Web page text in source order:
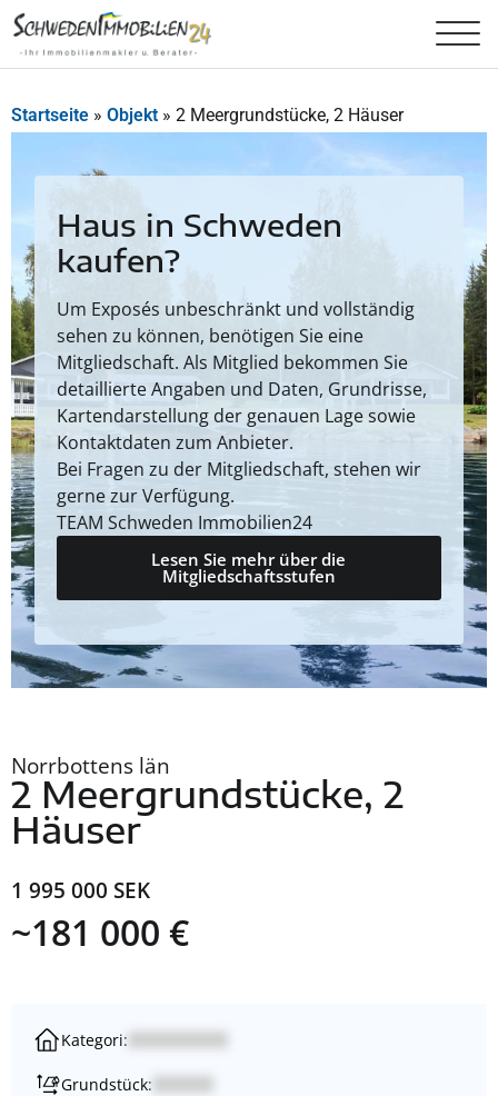
Startseite » Objekt » 2 Meergrundstücke, 2 Häuser
Haus in Schweden
kaufen?
Um Exposés unbeschränkt und vollständig
sehen zu können, benötigen Sie eine
Mitgliedschaft. Als Mitglied bekommen Sie
detaillierte Angaben und Daten, Grundrisse,
Kartendarstellung der genauen Lage sowie
Kontaktdaten zum Anbieter.
Bei Fragen zu der Mitgliedschaft, stehen wir
gerne zur Verfügung.
TEAM Schweden Immobilien24
Lesen Sie mehr über die
Mitgliedschaftsstufen
Norrbottens län
2 Meergrundstücke, 2
Häuser
1 995 000 SEK
~181 000 €
Kategori:
Grundstück: